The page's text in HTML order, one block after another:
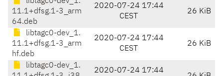
11.1+dfsg.1-3_arm
64.deb
2020-07-24 17:44
CEST
26 KiB
libtagc0-dev_1.
11.1+dfsg.1-3_arm
hf.deb
2020-07-24 17:44
CEST
26 KiB
libtagc0-dev_1.
2020-07-24 17:44